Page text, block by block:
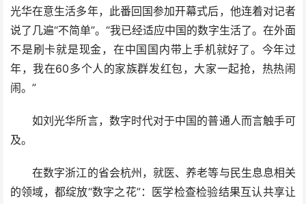
光华在意生活多年，此番回国参加开幕式后，他连着对记者
说了几遍“不简单”。“我已经适应中国的数字生活了。在外面
不是刷卡就是现金，在中国国内带上手机就好了。今年过
年，我在60多个人的家族群发红包，大家一起抢，热热闹
闹。”
如刘光华所言，数字时代对于中国的普通人而言触手可
及。
在数字浙江的省会杭州，就医、养老等与民生息息相关
的领域，都绽放“数字之花”：医学检查检验结果互认共享让